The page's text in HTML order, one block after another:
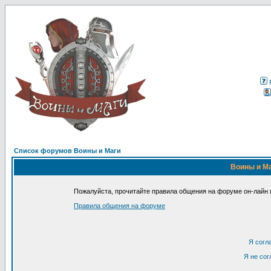
Список форумов Воины и Маги
Воины и
Пожалуйста, прочитайте правила общения на форуме он-
Правила общения на форуме
Я
Я не